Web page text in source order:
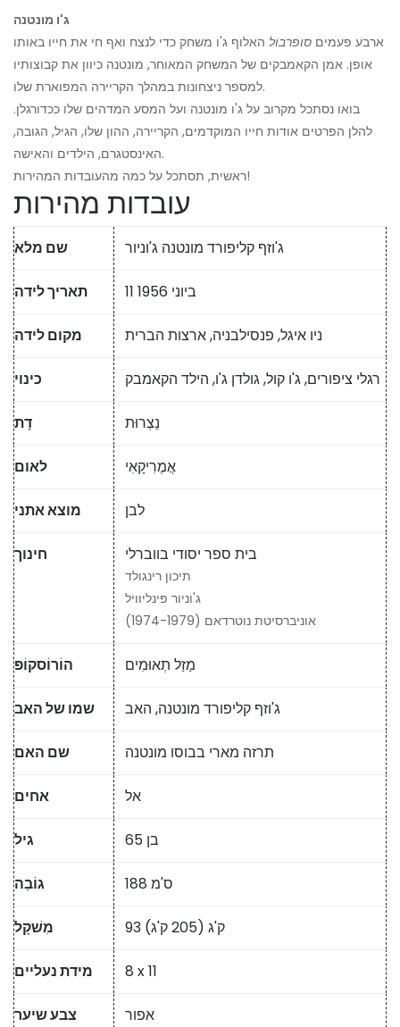
ג'ו מונטנה
ארבע פעמים סופרבול האלוף ג'ו משחק כדי לנצח ואף חי את חייו באותו
אופן. אמן הקאמבקים של המשחק המאוחר, מונטנה כיוון את קבוצותיו
למספר ניצחונות במהלך הקריירה המפוארת שלו.
בואו נסתכל מקרוב על ג'ו מונטנה ועל המסע המדהים שלו ככדורגלן.
להלן הפרטים אודות חייו המוקדמים, הקריירה, ההון שלו, הגיל, הגובה,
האינסטגרם, הילדים והאישה.
ראשית, תסתכל על כמה מהעובדות המהירות!
עובדות מהירות
שם מלא ג'וזף קליפורד מונטנה ג'וניור
תאריך לידה 11 ביוני 1956
מקום לידה ניו איגל, פנסילבניה, ארצות הברית
כינוי רגלי ציפורים, ג'ו קול, גולדן ג'ו, הילד הקאמבק
דָת נַצְרוּת
לאום אֲמֶרִיקָאִי
מוצא אתני לבן
חינוך בית ספר יסודי בווברלי
תיכון רינגולד
ג'וניור פינליוויל
אוניברסיטת נוטרדאם (1974-1979)
הוֹרוֹסקוֹפּ מַזַל תְאוּמִים
שמו של האב ג'וזף קליפורד מונטנה, האב
שם האם תרזה מארי בבוסו מונטנה
אחים אל
גיל בן 65
גוֹבַה 188 ס'מ
מִשׁקָל 93 ק'ג (205 ק'ג)
מידת נעליים 8 x 11
צבע שיער אפור